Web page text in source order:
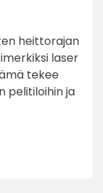
heittorajan
laser
tekee
pelitiloihin ja